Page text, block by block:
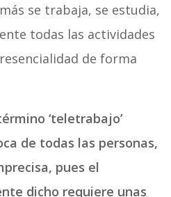
se trabaja, se estudia,
todas las actividades
de forma
‘teletrabajo’
de todas las personas,
pues el
dicho requiere unas